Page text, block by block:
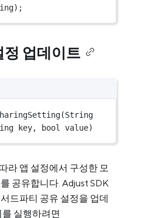
정 업데이트
(String
key, bool value)
라 앱 설정에서 구성한 모
공유합니다. Adjust SDK
드파티 공유 설정을 업데
실행하려면